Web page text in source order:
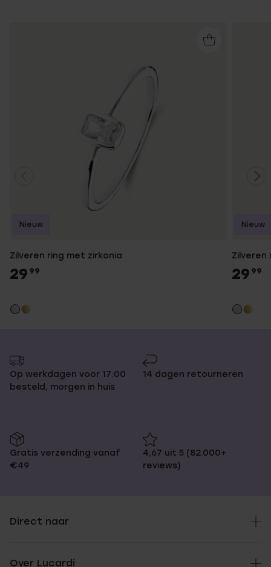
Zilveren ring met zirkonia
29 99
Nieuw
Zilveren
29 99
Nieuw
Op werkdagen voor 17:00
besteld, morgen in huis
14 dagen retourneren
Gratis verzending vanaf
€49
4,67 uit 5 (82.000+
reviews)
Direct naar
Over Lucardi